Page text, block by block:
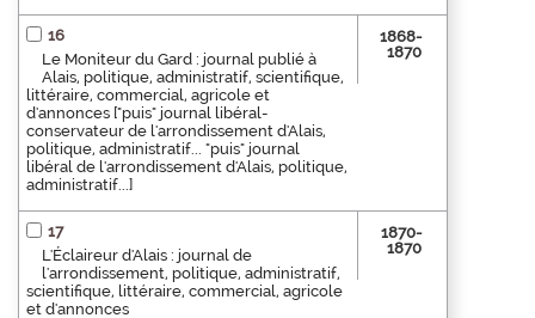
16
Le Moniteur du Gard : journal publié à
Alais, politique, administratif, scientifique,
littéraire, commercial, agricole et
d'annonces ["puis" journal libéral-
conservateur de l'arrondissement d'Alais,
politique, administratif... "puis" journal
libéral de l'arrondissement d'Alais, politique,
administratif...]
1868-
1870
17
L'Éclaireur d'Alais : journal de
l'arrondissement, politique, administratif,
scientifique, littéraire, commercial, agricole
et d'annonces
1870-
1870